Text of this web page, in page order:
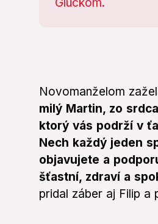
Novomanželom
milý Martin, zo
ktorý vás podrží v
Nech každý jeden
objavujete a
šťastní, zdraví a
pridal záber aj Filip a